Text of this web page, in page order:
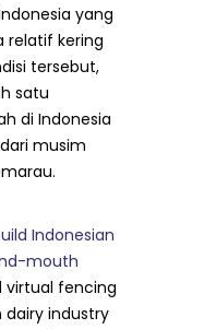
yang
relatif kering
tersebut,
satu
di Indonesia
musim
Indonesian
mouth
virtual fencing
dairy industry